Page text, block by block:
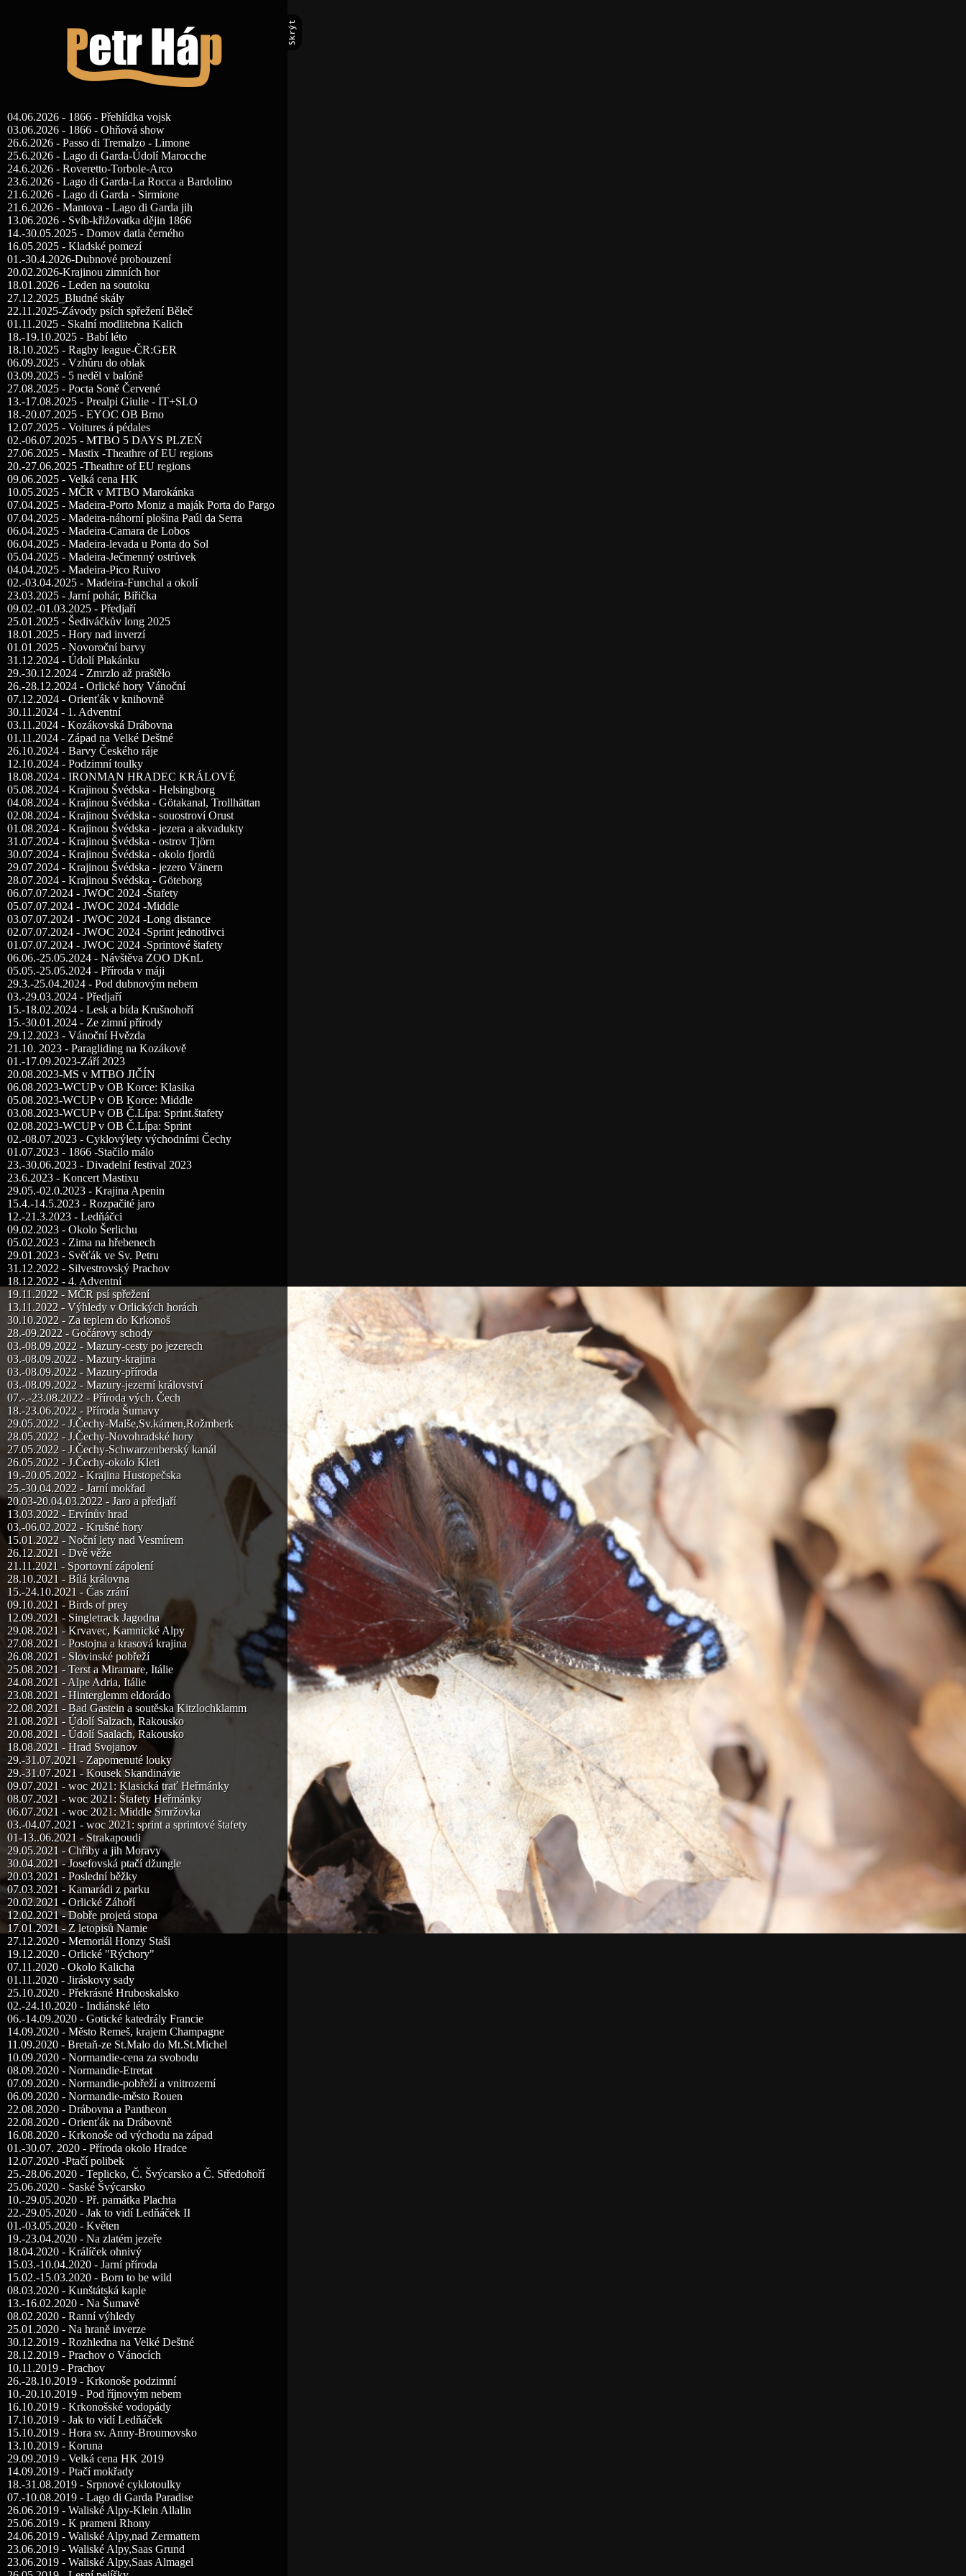
04.06.2026 - 1866 - Přehlídka vojsk
03.06.2026 - 1866 - Ohňová show
26.6.2026 - Passo di Tremalzo - Limone
25.6.2026 - Lago di Garda-Údolí Marocche
24.6.2026 - Roveretto-Torbole-Arco
23.6.2026 - Lago di Garda-La Rocca a Bardolino
21.6.2026 - Lago di Garda - Sirmione
21.6.2026 - Mantova - Lago di Garda jih
13.06.2026 - Svíb-křižovatka dějin 1866
14.-30.05.2025 - Domov datla černého
16.05.2025 - Kladské pomezí
01.-30.4.2026-Dubnové probouzení
20.02.2026-Krajinou zimních hor
18.01.2026 - Leden na soutoku
27.12.2025_Bludné skály
22.11.2025-Závody psích spřežení Běleč
01.11.2025 - Skalní modlitebna Kalich
18.-19.10.2025 - Babí léto
18.10.2025 - Ragby league-ČR:GER
06.09.2025 - Vzhůru do oblak
03.09.2025 - 5 neděl v balóně
27.08.2025 - Pocta Soně Červené
13.-17.08.2025 - Prealpi Giulie - IT+SLO
18.-20.07.2025 - EYOC OB Brno
12.07.2025 - Voitures á pédales
02.-06.07.2025 - MTBO 5 DAYS PLZEŃ
27.06.2025 - Mastix -Theathre of EU regions
20.-27.06.2025 -Theathre of EU regions
09.06.2025 - Velká cena HK
10.05.2025 - MČR v MTBO Marokánka
07.04.2025 - Madeira-Porto Moniz a maják Porta do Pargo
07.04.2025 - Madeira-náhorní plošina Paúl da Serra
06.04.2025 - Madeira-Camara de Lobos
06.04.2025 - Madeira-levada u Ponta do Sol
05.04.2025 - Madeira-Ječmenný ostrůvek
04.04.2025 - Madeira-Pico Ruivo
02.-03.04.2025 - Madeira-Funchal a okolí
23.03.2025 - Jarní pohár, Biřička
09.02.-01.03.2025 - Předjaří
25.01.2025 - Šediváčkův long 2025
18.01.2025 - Hory nad inverzí
01.01.2025 - Novoroční barvy
31.12.2024 - Údolí Plakánku
29.-30.12.2024 - Zmrzlo až praštělo
26.-28.12.2024 - Orlické hory Vánoční
07.12.2024 - Orienťák v knihovně
30.11.2024 - 1. Adventní
03.11.2024 - Kozákovská Drábovna
01.11.2024 - Západ na Velké Deštné
26.10.2024 - Barvy Českého ráje
12.10.2024 - Podzimní toulky
18.08.2024 - IRONMAN HRADEC KRÁLOVÉ
05.08.2024 - Krajinou Švédska - Helsingborg
04.08.2024 - Krajinou Švédska - Götakanal, Trollhättan
02.08.2024 - Krajinou Švédska - souostroví Orust
01.08.2024 - Krajinou Švédska - jezera a akvadukty
31.07.2024 - Krajinou Švédska - ostrov Tjörn
30.07.2024 - Krajinou Švédska - okolo fjordů
29.07.2024 - Krajinou Švédska - jezero Vänern
28.07.2024 - Krajinou Švédska - Göteborg
06.07.07.2024 - JWOC 2024 -Štafety
05.07.07.2024 - JWOC 2024 -Middle
03.07.07.2024 - JWOC 2024 -Long distance
02.07.07.2024 - JWOC 2024 -Sprint jednotlivci
01.07.07.2024 - JWOC 2024 -Sprintové štafety
06.06.-25.05.2024 - Návštěva ZOO DKnL
05.05.-25.05.2024 - Příroda v máji
29.3.-25.04.2024 - Pod dubnovým nebem
03.-29.03.2024 - Předjaří
15.-18.02.2024 - Lesk a bída Krušnohoří
15.-30.01.2024 - Ze zimní přírody
29.12.2023 - Vánoční Hvězda
21.10. 2023 - Paragliding na Kozákově
01.-17.09.2023-Září 2023
20.08.2023-MS v MTBO JIČÍN
06.08.2023-WCUP v OB Korce: Klasika
05.08.2023-WCUP v OB Korce: Middle
03.08.2023-WCUP v OB Č.Lípa: Sprint.štafety
02.08.2023-WCUP v OB Č.Lípa: Sprint
02.-08.07.2023 - Cyklovýlety východními Čechy
01.07.2023 - 1866 -Stačilo málo
23.-30.06.2023 - Divadelní festival 2023
23.6.2023 - Koncert Mastixu
29.05.-02.0.2023 - Krajina Apenin
15.4.-14.5.2023 - Rozpačité jaro
12.-21.3.2023 - Ledňáčci
09.02.2023 - Okolo Šerlichu
05.02.2023 - Zima na hřebenech
29.01.2023 - Svěťák ve Sv. Petru
31.12.2022 - Silvestrovský Prachov
18.12.2022 - 4. Adventní
19.11.2022 - MČR psí spřežení
13.11.2022 - Výhledy v Orlických horách
30.10.2022 - Za teplem do Krkonoš
28.-09.2022 - Gočárovy schody
03.-08.09.2022 - Mazury-cesty po jezerech
03.-08.09.2022 - Mazury-krajina
03.-08.09.2022 - Mazury-příroda
03.-08.09.2022 - Mazury-jezerní království
07.-.-23.08.2022 - Příroda vých. Čech
18.-23.06.2022 - Příroda Šumavy
29.05.2022 - J.Čechy-Malše,Sv.kámen,Rožmberk
28.05.2022 - J.Čechy-Novohradské hory
27.05.2022 - J.Čechy-Schwarzenberský kanál
26.05.2022 - J.Čechy-okolo Kleti
19.-20.05.2022 - Krajina Hustopečska
25.-30.04.2022 - Jarní mokřad
20.03-20.04.03.2022 - Jaro a předjaří
13.03.2022 - Ervínův hrad
03.-06.02.2022 - Krušné hory
15.01.2022 - Noční lety nad Vesmírem
26.12.2021 - Dvě věže
21.11.2021 - Sportovní zápolení
28.10.2021 - Bílá královna
15.-24.10.2021 - Čas zrání
09.10.2021 - Birds of prey
12.09.2021 - Singletrack Jagodna
29.08.2021 - Krvavec, Kamnické Alpy
27.08.2021 - Postojna a krasová krajina
26.08.2021 - Slovinské pobřeží
25.08.2021 - Terst a Miramare, Itálie
24.08.2021 - Alpe Adria, Itálie
23.08.2021 - Hinterglemm eldorádo
22.08.2021 - Bad Gastein a soutěska Kitzlochklamm
21.08.2021 - Údolí Salzach, Rakousko
20.08.2021 - Údolí Saalach, Rakousko
18.08.2021 - Hrad Svojanov
29.-31.07.2021 - Zapomenuté louky
29.-31.07.2021 - Kousek Skandinávie
09.07.2021 - woc 2021: Klasická trať Heřmánky
08.07.2021 - woc 2021: Štafety Heřmánky
06.07.2021 - woc 2021: Middle Smržovka
03.-04.07.2021 - woc 2021: sprint a sprintové štafety
01-13..06.2021 - Strakapoudi
29.05.2021 - Chřiby a jih Moravy
30.04.2021 - Josefovská ptačí džungle
20.03.2021 - Poslední běžky
07.03.2021 - Kamarádi z parku
20.02.2021 - Orlické Záhoří
12.02.2021 - Dobře projetá stopa
17.01.2021 - Z letopisů Narnie
27.12.2020 - Memoriál Honzy Staši
19.12.2020 - Orlické "Rýchory"
07.11.2020 - Okolo Kalicha
01.11.2020 - Jiráskovy sady
25.10.2020 - Překrásné Hruboskalsko
02.-24.10.2020 - Indiánské léto
06.-14.09.2020 - Gotické katedrály Francie
14.09.2020 - Město Remeš, krajem Champagne
11.09.2020 - Bretaň-ze St.Malo do Mt.St.Michel
10.09.2020 - Normandie-cena za svobodu
08.09.2020 - Normandie-Etretat
07.09.2020 - Normandie-pobřeží a vnitrozemí
06.09.2020 - Normandie-město Rouen
22.08.2020 - Drábovna a Pantheon
22.08.2020 - Orienťák na Drábovně
16.08.2020 - Krkonoše od východu na západ
01.-30.07. 2020 - Příroda okolo Hradce
12.07.2020 -Ptačí polibek
25.-28.06.2020 - Teplicko, Č. Švýcarsko a Č. Středohoří
25.06.2020 - Saské Švýcarsko
10.-29.05.2020 - Př. památka Plachta
22.-29.05.2020 - Jak to vidí Ledňáček II
01.-03.05.2020 - Květen
19.-23.04.2020 - Na zlatém jezeře
18.04.2020 - Králíček ohnivý
15.03.-10.04.2020 - Jarní příroda
15.02.-15.03.2020 - Born to be wild
08.03.2020 - Kunštátská kaple
13.-16.02.2020 - Na Šumavě
08.02.2020 - Ranní výhledy
25.01.2020 - Na hraně inverze
30.12.2019 - Rozhledna na Velké Deštné
28.12.2019 - Prachov o Vánocích
10.11.2019 - Prachov
26.-28.10.2019 - Krkonoše podzimní
10.-20.10.2019 - Pod říjnovým nebem
16.10.2019 - Krkonošské vodopády
17.10.2019 - Jak to vidí Ledňáček
15.10.2019 - Hora sv. Anny-Broumovsko
13.10.2019 - Koruna
29.09.2019 - Velká cena HK 2019
14.09.2019 - Ptačí mokřady
18.-31.08.2019 - Srpnové cyklotoulky
07.-10.08.2019 - Lago di Garda Paradise
26.06.2019 - Waliské Alpy-Klein Allalin
25.06.2019 - K prameni Rhony
24.06.2019 - Waliské Alpy,nad Zermattem
23.06.2019 - Waliské Alpy,Saas Grund
23.06.2019 - Waliské Alpy,Saas Almagel